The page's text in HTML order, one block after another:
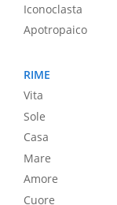
Iconoclasta
Apotropaico
RIME
Vita
Sole
Casa
Mare
Amore
Cuore